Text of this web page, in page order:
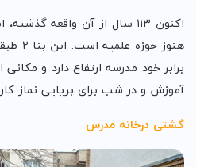
اکنون ۱۱۳ سال از آن واقعه
هنوز
برابر خود مدرسه ارتفاع دارد و
آموزش و در شب برای برپایی نماز
گشتی درخانه مدرس